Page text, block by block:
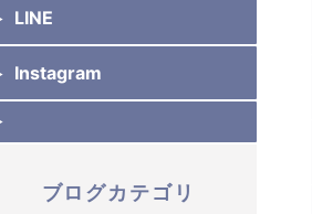
LINE
Instagram
ブログカテゴリ